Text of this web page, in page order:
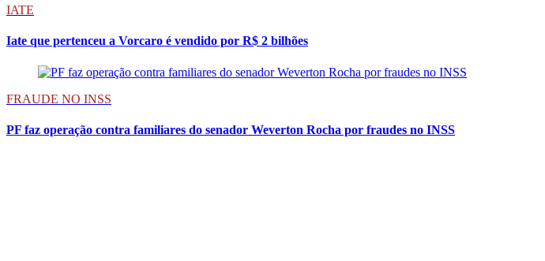
IATE
Iate que pertenceu a Vorcaro é vendido por R$ 2 bilhões
FRAUDE NO INSS
PF faz operação contra familiares do senador Weverton Rocha por fraudes no INSS